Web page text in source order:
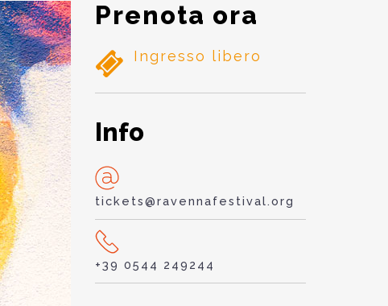
Prenota ora
Ingresso libero
Info
tickets@ravennafestival.org
+39 0544 249244